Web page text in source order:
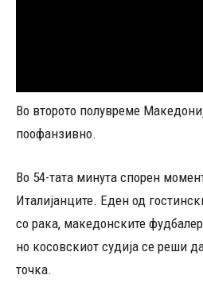
Во второто полувреме
поофанзивно.
Во 54-тата минута спорен
Италијанците. Еден од
со рака, македонските
но косовскиот судија се реши
точка.